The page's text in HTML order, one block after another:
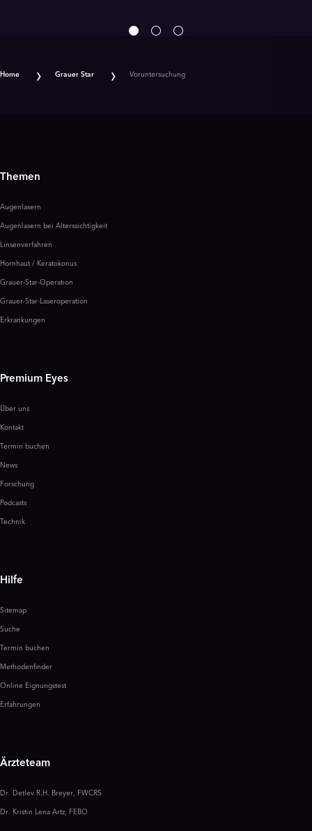
Home Grauer Star Voruntersuchung
Themen
Augenlasern
Augenlasern bei Alterssichtigkeit
Linsenverfahren
Hornhaut / Keratokonus
Grauer-Star-Operation
Grauer-Star-Laseroperation
Erkrankungen
Premium Eyes
Über uns
Kontakt
Termin buchen
News
Forschung
Podcasts
Technik
Hilfe
Sitemap
Suche
Termin buchen
Methodenfinder
Online Eignungstest
Erfahrungen
Ärzteteam
Dr. Detlev R.H. Breyer, FWCRS
Dr. Kristin Lena Artz, FEBO